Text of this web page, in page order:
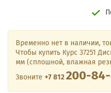
Временно нет в наличии,
Чтобы купить Курс 37251
мм (сплошной, влажная
Звоните +7 812200-